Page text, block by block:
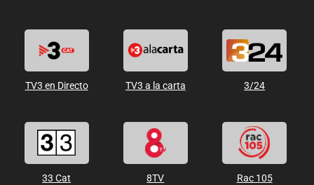
TV3 en Directo TV3 a la carta 3/24
33 Cat 8TV Rac 105